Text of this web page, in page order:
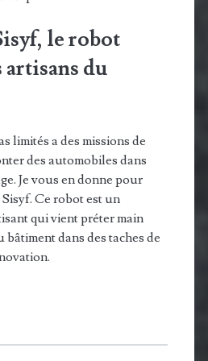
le robot
artisans du
limités a des missions de
des automobiles dans
Je vous en donne pour
Ce robot est un
qui vient préter main
dans des taches de